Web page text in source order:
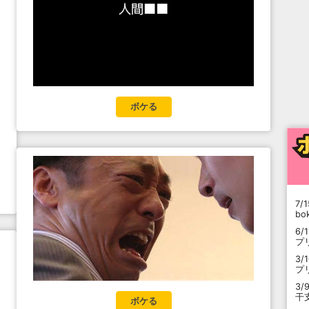
ボケる
ボケる
7/
6/
プ
3/
プ
3/9
干